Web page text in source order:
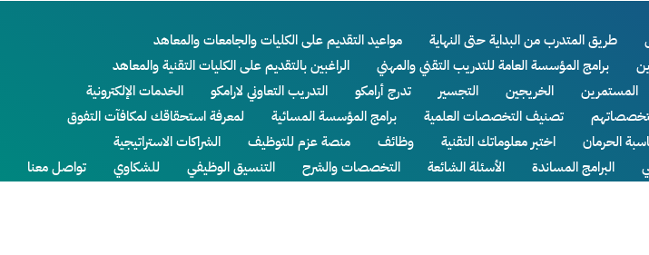
طريق المتدرب من البداية حتى النهاية
مواعيد التقديم على الكليات والجامعات والمعاهد
برامج المؤسسة العامة للتدريب التقني والمهني
الراغبين بالتقديم على الكليات التقنية والمعاهد
المستمرين الخريجين التجسير تدرج أرامكو التدريب التعاوني لارامكو
الخدمات الإلكترونية
تصنيف التخصصات العلمية برامج المؤسسة المسائية
لمعرفة استحقاقك لمكافآت التفوق
الحرمان اختبر معلوماتك التقنية وظائف منصة عزم للتوظيف
الشراكات الاستراتيجية
البرامج المساندة الأسئلة الشائعة التخصصات والشرح التنسيق الوظيفي للشكاوي تواصل معنا